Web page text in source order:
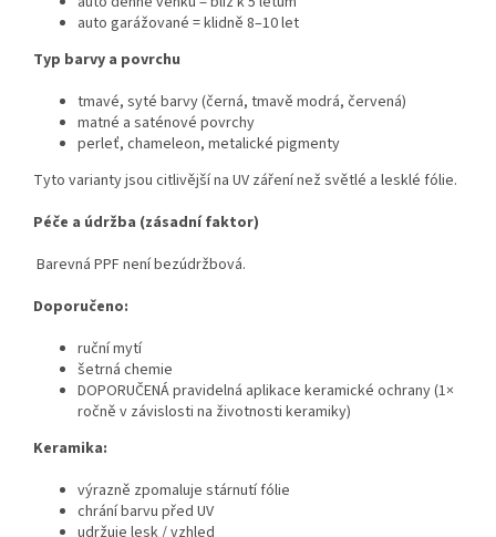
auto garážované = klidně 8–10 let
Typ barvy a povrchu
tmavé, syté barvy (černá, tmavě modrá, červená)
matné a saténové povrchy
perleť, chameleon, metalické pigmenty
Tyto varianty jsou citlivější na UV záření než světlé a lesklé fólie.
Péče a údržba (zásadní faktor)
Barevná PPF není bezúdržbová.
Doporučeno:
ruční mytí
šetrná chemie
DOPORUČENÁ pravidelná aplikace keramické ochrany (1×
ročně v závislosti na životnosti keramiky)
Keramika:
výrazně zpomaluje stárnutí fólie
chrání barvu před UV